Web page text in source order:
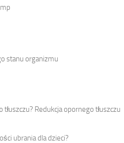
stanu organizmu
Redukcja opornego tłuszczu
ubrania dla dzieci?